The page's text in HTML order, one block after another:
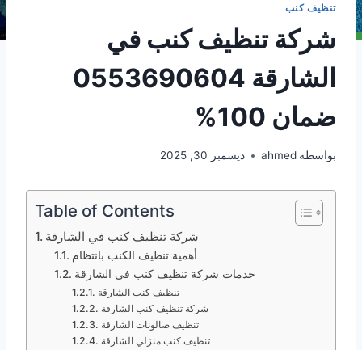
تنظيف كنب
شركة تنظيف كنب في
الشارقة 0553690604
ضمان 100%
بواسطة ahmed ديسمبر 30, 2025
Table of Contents
شركة تنظيف كنب في الشارقة
أهمية تنظيف الكنب بانتظام
خدمات شركة تنظيف كنب في الشارقة
تنظيف كنب الشارقة
شركة تنظيف كنب الشارقة
تنظيف صالونات الشارقة
تنظيف كنب منزلي الشارقة